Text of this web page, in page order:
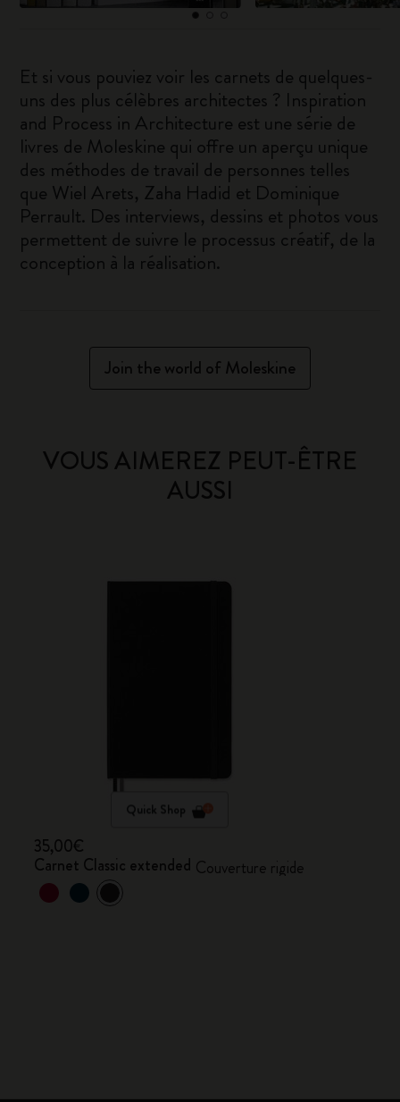
Et si vous pouviez voir les carnets de quelques-
uns des plus célèbres architectes ? Inspiration
and Process in Architecture est une série de
livres de Moleskine qui offre un aperçu unique
des méthodes de travail de personnes telles
que Wiel Arets, Zaha Hadid et Dominique
Perrault. Des interviews, dessins et photos vous
permettent de suivre le processus créatif, de la
conception à la réalisation.
Join the world of Moleskine
VOUS AIMEREZ PEUT-ÊTRE
AUSSI
Quick Shop
35,00€
Carnet Classic extended Couverture rigide